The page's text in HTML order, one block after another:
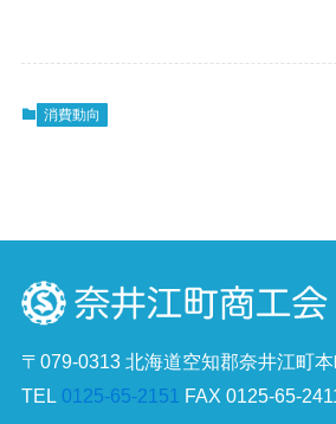
消費動向
〒079-0313 北海道空知郡奈井江町
TEL 0125-65-2151 FAX 0125-65-